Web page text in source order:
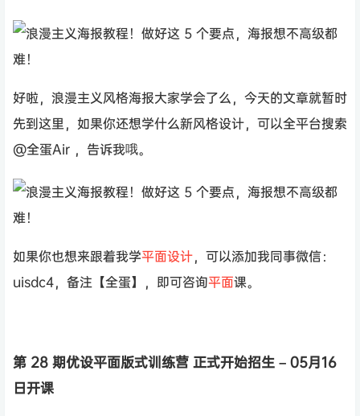
好啦，浪漫主义风格海报大家学会了么，今天的文章就暂时
先到这里，如果你还想学什么新风格设计，可以全平台搜索
@全蛋Air ，告诉我哦。
如果你也想来跟着我学平面设计，可以添加我同事微信：
uisdc4，备注【全蛋】，即可咨询平面课。
第 28 期优设平面版式训练营 正式开始招生 – 05月16
日开课